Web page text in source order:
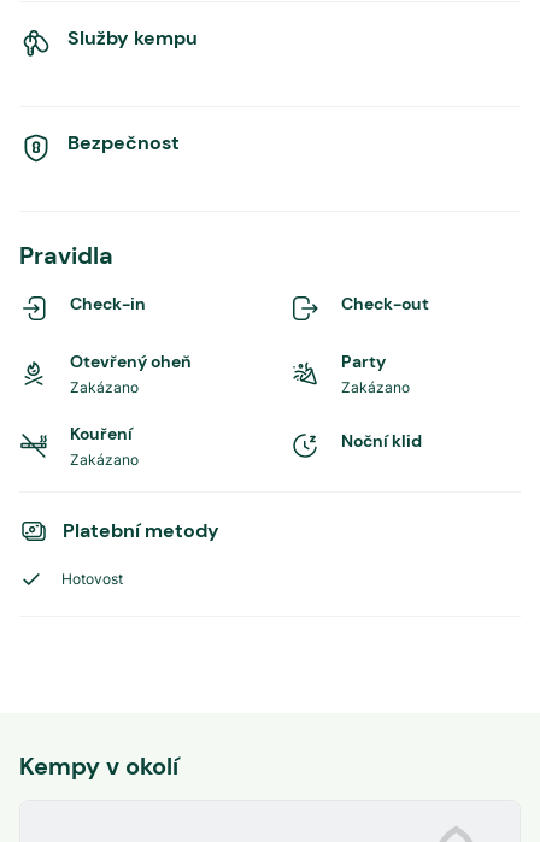
Služby kempu
Bezpečnost
Pravidla
Check-in Check-out
Otevřený oheň
Zakázano
Party
Zakázano
Kouření
Zakázano
Noční klid
Platební metody
Hotovost
Kempy v okolí